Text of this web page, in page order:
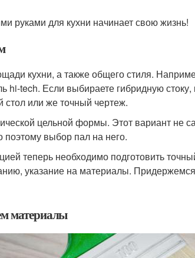
руками для кухни начинает свою жизнь!
кухни, а также общего стиля.
hi-tech. Если выбираете гибридную
стол или же точный чертеж.
цельной формы. Этот вариант не
выбор пал на него.
теперь необходимо подготовить
указание на материалы.
материалы